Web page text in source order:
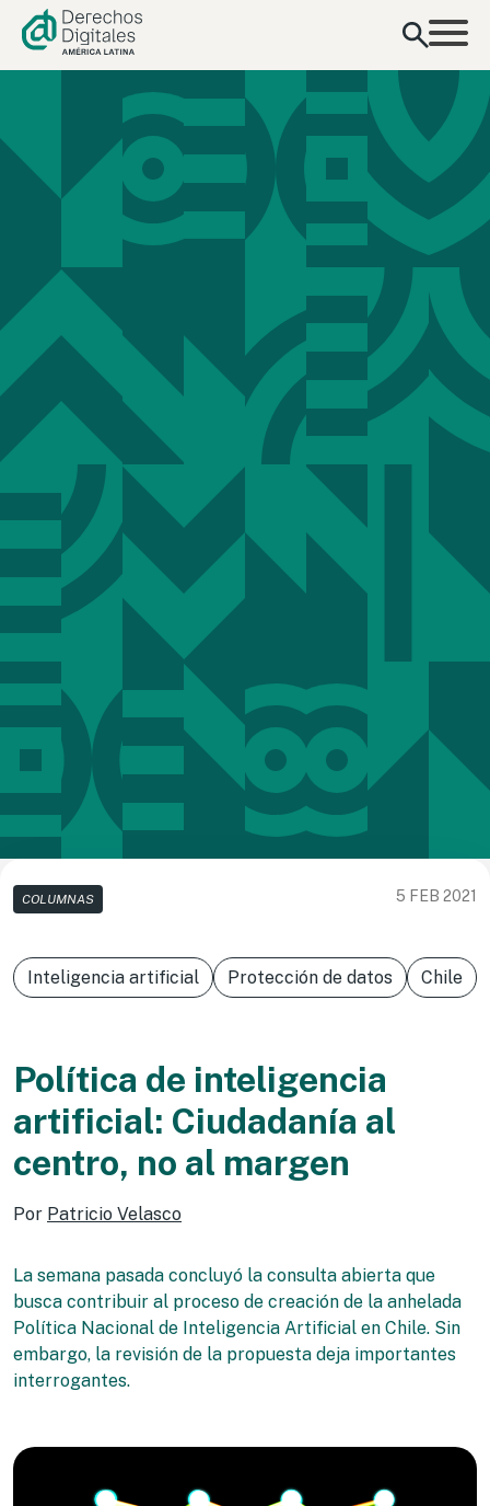
contenido
COLUMNAS 5 FEB 2021
Inteligencia artificial Protección de datos Chile
Política de inteligencia
artificial: Ciudadanía al
centro, no al margen
Por Patricio Velasco
La semana pasada concluyó la consulta abierta que
busca contribuir al proceso de creación de la anhelada
Política Nacional de Inteligencia Artificial en Chile. Sin
embargo, la revisión de la propuesta deja importantes
interrogantes.